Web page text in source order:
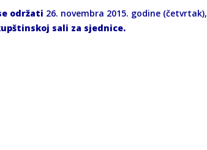
održati 26. novembra 2015. godine (četvrtak),
sali za sjednice.